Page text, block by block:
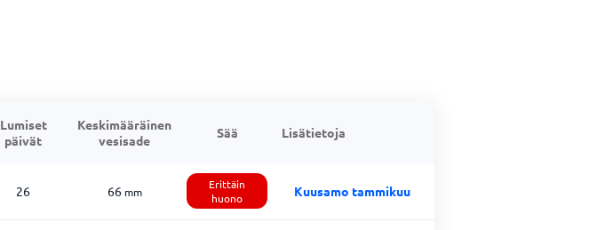
Lumiset
päivät
Keskimääräinen
vesisade
Sää Lisätietoja
26 66 mm
Erittäin
huono
Kuusamo tammikuu